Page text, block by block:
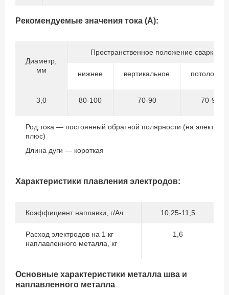
Рекомендуемые значения тока (А):
Диаметр,
мм
Пространственное положение сварки
нижнее вертикальное
3,0 80-100 70-90 70-90
Род тока — постоянный обратной полярности (на
плюс)
Длина дуги — короткая
Характеристики плавления электродов:
Коэффициент наплавки, г/Ач 10,25-11,5
Расход электродов на 1 кг
наплавленного металла, кг
1,6
Основные характеристики металла шва и
наплавленного металла